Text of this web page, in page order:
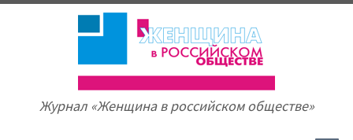
Журнал «Женщина в российском обществе»